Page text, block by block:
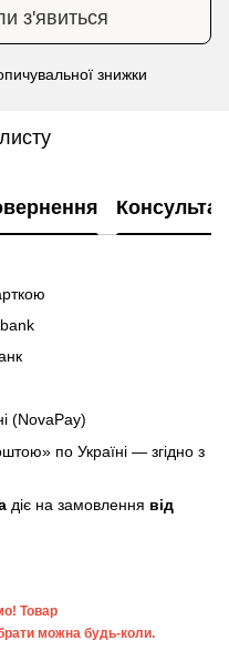
з'явиться
знижки
(NovaPay)
по Україні — згідно з
діє на замовлення від
Товар
можна будь-коли.